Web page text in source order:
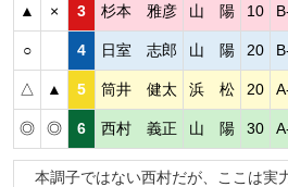
▲ × 3 杉本 雅彦 山 陽 10
○ 4 日室 志郎 山 陽 20
△ ▲ 5 筒井 健太 浜 松 20
◎ ◎ 6 西村 義正 山 陽 30
本調子ではない西村だが、ここは実